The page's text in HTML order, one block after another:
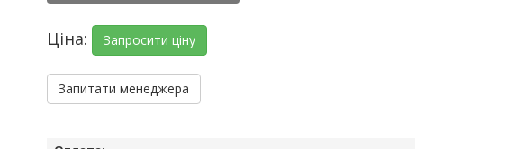
Ціна: Запросити ціну
Запитати менеджера